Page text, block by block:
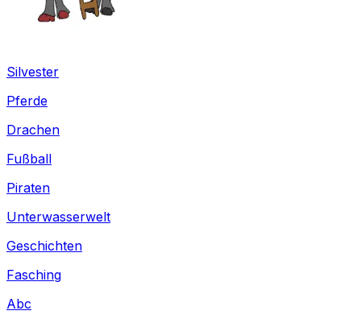
Silvester
Pferde
Drachen
Fußball
Piraten
Unterwasserwelt
Geschichten
Fasching
Abc